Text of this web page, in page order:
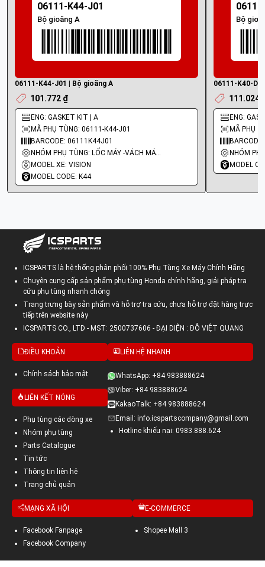
06111-K44-J01
Bộ gioăng A
06111-K44-J01 | Bộ gioăng A
101.772 ₫
ENG: GASKET KIT | A
MÃ PHỤ TÙNG: 06111-K44-J01
BARCODE: 06111K44J01
NHÓM PHỤ TÙNG: LỐC MÁY -VÁCH MÁY - GIOĂNG MÁY
MODEL XE: VISION
MODEL CODE: K44
Bộ
06111-K40-
111.024
ENG:
MÃ PHỤ
MODEL
ICSPARTS là hệ thống phân phối 100% Phụ Tùng Xe Máy Chính Hãng
Chuyên cung cấp sản phẩm phụ tùng Honda chính hãng, giải pháp tra
cứu phụ tùng nhanh chóng
Trang trưng bày sản phẩm và hỗ trợ tra cứu, chưa hỗ trợ đặt hàng trực
tiếp trên website này
ICSPARTS CO., LTD - MST: 2500737606 - ĐẠI DIỆN : ĐỖ VIỆT QUANG
ĐIỀU KHOẢN
Chính sách bảo mật
LIÊN KẾT NÓNG
Phụ tùng các dòng xe
Nhóm phụ tùng
Parts Catalogue
Tin tức
Thông tin liên hệ
Trang chủ quản
LIÊN HỆ NHANH
WhatsApp: +84 983888624
Viber: +84 983888624
KakaoTalk: +84 983888624
Email: info.icspartscompany@gmail.com
Hotline khiếu nại: 0983.888.624
MẠNG XÃ HỘI
Facebook Fanpage
Facebook Company
E-COMMERCE
Shopee Mall 3